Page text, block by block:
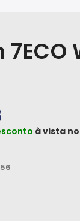
à vista no